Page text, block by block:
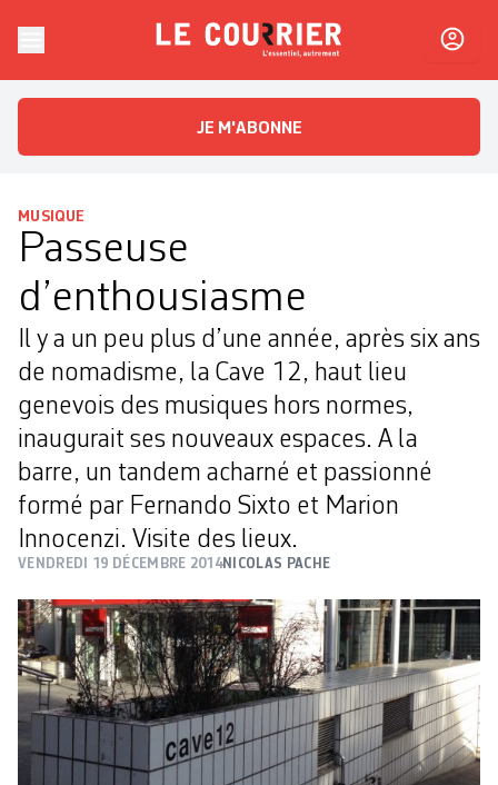
Le CourrierL'essentiel, autrement
JE M'ABONNE
MUSIQUE
Passeuse
d’enthousiasme
Il y a un peu plus d’une année, après six ans
de nomadisme, la Cave 12, haut lieu
genevois des musiques hors normes,
inaugurait ses nouveaux espaces. A la
barre, un tandem acharné et passionné
formé par Fernando Sixto et Marion
Innocenzi. Visite des lieux.
VENDREDI 19 DÉCEMBRE 2014NICOLAS PACHE